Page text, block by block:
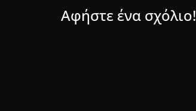
Αφήστε ένα σχόλιο!